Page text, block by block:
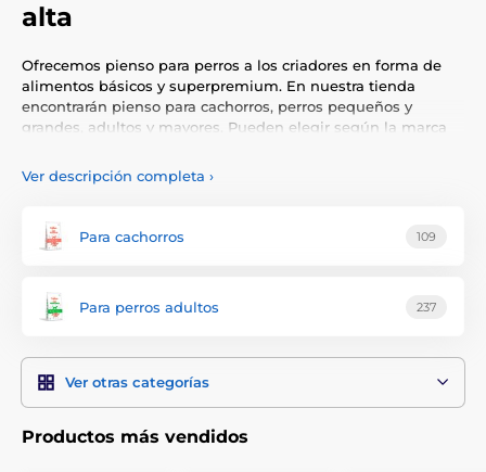
alta
Ofrecemos pienso para perros a los criadores en forma de
alimentos básicos y superpremium. En nuestra tienda
encontrarán pienso para cachorros, perros pequeños y
grandes, adultos y mayores. Pueden elegir según la marca
Ver descripción completa ›
Para cachorros 109
Para perros adultos 237
Ver otras categorías
Productos más vendidos